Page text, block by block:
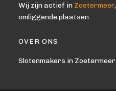
Wij zijn actief in Zoetermeer,
omliggende plaatsen.
OVER ONS
Slotenmakers in Zoetermeer